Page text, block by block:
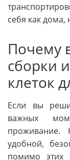
себя как дома,
Почему
сборки
клеток
Если вы
важных
проживание.
удобной,
помимо этих